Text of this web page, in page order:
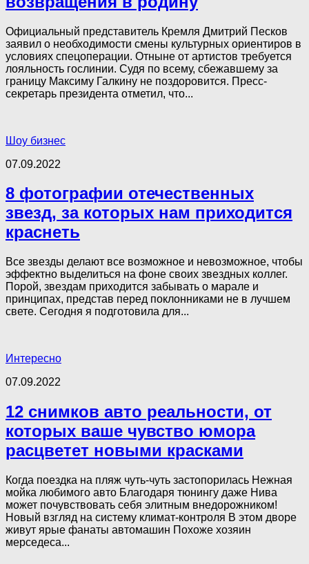
Официальный представитель Кремля Дмитрий Песков
заявил о необходимости смены культурных ориентиров в
условиях спецоперации. Отныне от артистов требуется
лояльность гослинии. Судя по всему, сбежавшему за
границу Максиму Галкину не поздоровится. Пресс-
секретарь президента отметил, что...
Шоу бизнес
07.09.2022
8 фотографии отечественных
звезд, за которых нам приходится
краснеть
Все звезды делают все возможное и невозможное, чтобы
эффектно выделиться на фоне своих звездных коллег.
Порой, звездам приходится забывать о марале и
принципах, представ перед поклонниками не в лучшем
свете. Сегодня я подготовила для...
Интересно
07.09.2022
12 снимков авто реальности, от
которых ваше чувство юмора
расцветет новыми красками
Когда поездка на пляж чуть-чуть застопорилась Нежная
мойка любимого авто Благодаря тюнингу даже Нива
может почувствовать себя элитным внедорожником!
Новый взгляд на систему климат-контроля В этом дворе
живут ярые фанаты автомашин Похоже хозяин
мерседеса...